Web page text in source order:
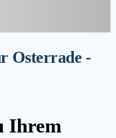
Osterrade -
Ihrem